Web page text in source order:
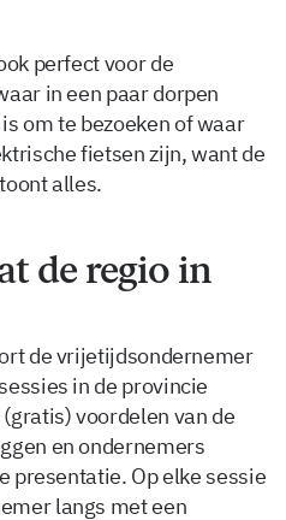
perfect voor de
in een paar dorpen
om te bezoeken of waar
fietsen zijn, want de
alles.
de regio in
de vrijetijdsondernemer
in de provincie
voordelen van de
en ondernemers
presentatie. Op elke sessie
langs met een